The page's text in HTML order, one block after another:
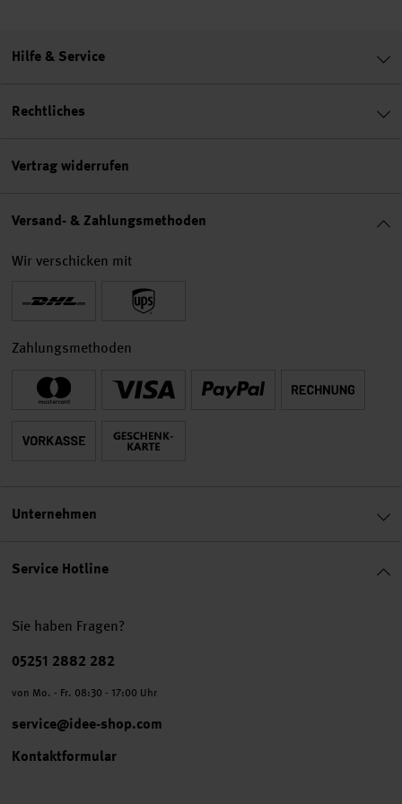
Service Hotline
Sie haben Fragen?
Telefonnummer
05251 2882 282
von Mo. - Fr. 08:30 - 17:00 Uhr
service@idee-shop.com
Kontaktformular
Hilfe & Service
Rechtliches
Vertrag widerrufen
Versand- & Zahlungsmethoden
Wir verschicken mit
Zahlungsmethoden
Unternehmen